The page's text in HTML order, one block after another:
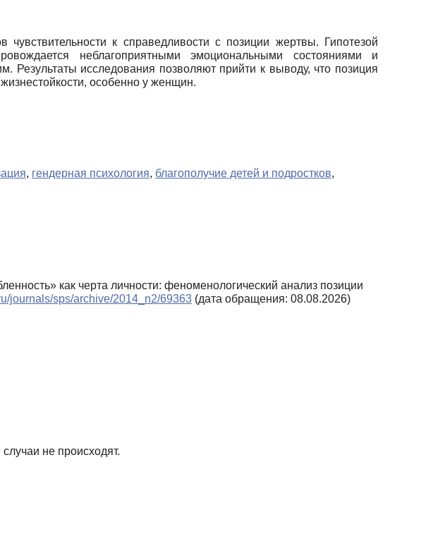
к справедливости с позиции жертвы. Гипотезой
неблагоприятными эмоциональными состояниями и
Результаты исследования позволяют прийти к выводу, что позиция
особенно у женщин.
, гендерная психология, благополучие детей и подростков,
как черта личности: феноменологический анализ позиции
journals/sps/archive/2014_n2/69363 (дата обращения: 08.08.2026)
не происходят.